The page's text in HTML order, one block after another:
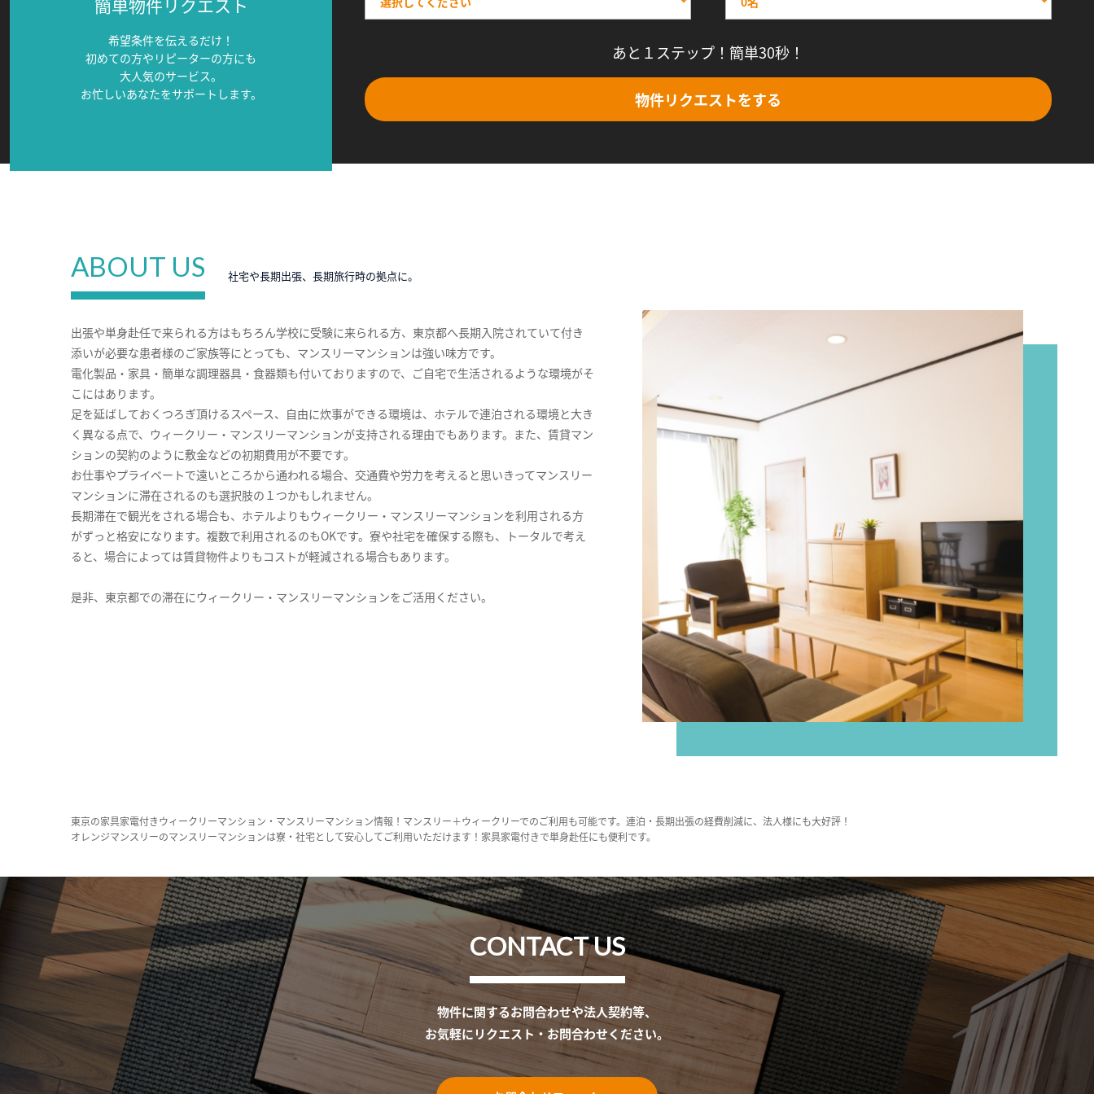
簡単物件リクエスト
希望条件を伝えるだけ！
初めての方やリピーターの方にも
大人気のサービス。
お忙しいあなたをサポートします。
あと１ステップ！簡単30秒！
物件リクエストをする
ABOUT US 社宅や長期出張、長期旅行時の拠点に。
出張や単身赴任で来られる方はもちろん学校に受験に来られる方、東京都へ長期入院されていて付き
添いが必要な患者様のご家族等にとっても、マンスリーマンションは強い味方です。
電化製品・家具・簡単な調理器具・食器類も付いておりますので、ご自宅で生活されるような環境がそ
こにはあります。
足を延ばしておくつろぎ頂けるスペース、自由に炊事ができる環境は、ホテルで連泊される環境と大き
く異なる点で、ウィークリー・マンスリーマンションが支持される理由でもあります。また、賃貸マン
ションの契約のように敷金などの初期費用が不要です。
お仕事やプライベートで遠いところから通われる場合、交通費や労力を考えると思いきってマンスリー
マンションに滞在されるのも選択肢の１つかもしれません。
長期滞在で観光をされる場合も、ホテルよりもウィークリー・マンスリーマンションを利用される方
がずっと格安になります。複数で利用されるのもOKです。寮や社宅を確保する際も、トータルで考え
ると、場合によっては賃貸物件よりもコストが軽減される場合もあります。
是非、東京都での滞在にウィークリー・マンスリーマンションをご活用ください。
東京の家具家電付きウィークリーマンション・マンスリーマンション情報！マンスリー＋ウィークリーでのご利用も可能です。連泊・長期出張の経費削減に、法人様にも大好評！
オレンジマンスリーのマンスリーマンションは寮・社宅として安心してご利用いただけます！家具家電付きで単身赴任にも便利です。
CONTACT US
物件に関するお問合わせや法人契約等、
お気軽にリクエスト・お問合わせください。